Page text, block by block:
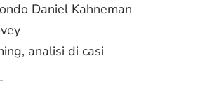
Daniel Kahneman
analisi di casi